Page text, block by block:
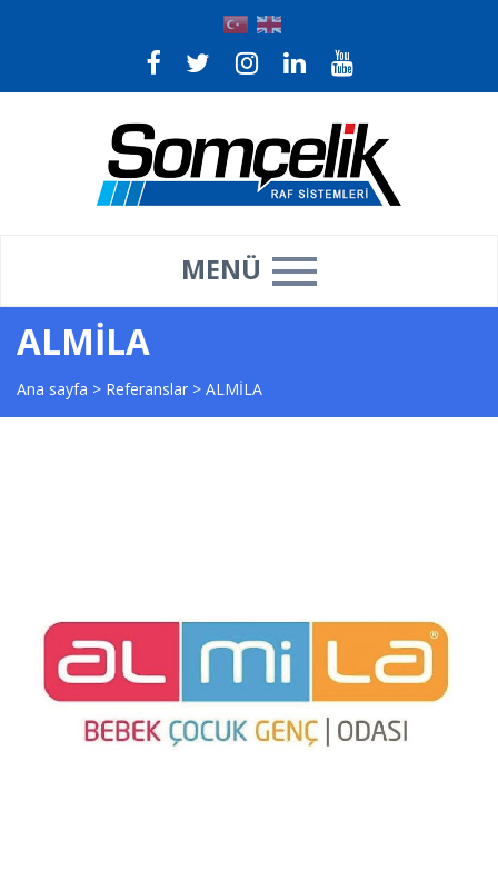
MENÜ
ALMİLA
Ana sayfa > Referanslar > ALMİLA